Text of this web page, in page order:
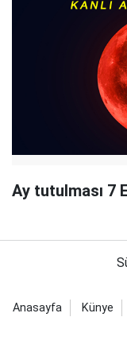
Ay tutulması 7
Anasayfa Künye